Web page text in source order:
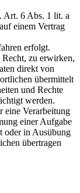
Art. 6 Abs. 1 lit. a
einem Vertrag
erfolgt.
Recht, zu erwirken,
direkt von
übermittelt
und Rechte
werden.
eine Verarbeitung
einer Aufgabe
oder in Ausübung
übertragen